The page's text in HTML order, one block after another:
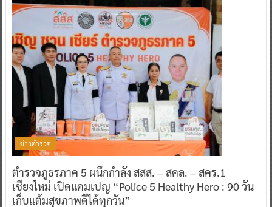
ข่าวตำรวจ
ตำรวจภูธรภาค 5 ผนึกกำลัง สสส. – สคล. – สคร.1
เชียงใหม่ เปิดแคมเปญ “Police 5 Healthy Hero : 90 วัน
เก็บแต้มสุขภาพดีได้ทุกวัน”